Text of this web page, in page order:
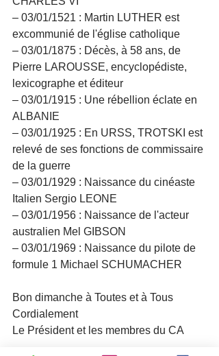
– 03/01/1521 : Martin LUTHER est
excommunié de l'église catholique
– 03/01/1875 : Décès, à 58 ans, de
Pierre LAROUSSE, encyclopédiste,
lexicographe et éditeur
– 03/01/1915 : Une rébellion éclate en
ALBANIE
– 03/01/1925 : En URSS, TROTSKI est
relevé de ses fonctions de commissaire
de la guerre
– 03/01/1929 : Naissance du cinéaste
Italien Sergio LEONE
– 03/01/1956 : Naissance de l'acteur
australien Mel GIBSON
– 03/01/1969 : Naissance du pilote de
formule 1 Michael SCHUMACHER
Bon dimanche à Toutes et à Tous
Cordialement
Le Président et les membres du CA